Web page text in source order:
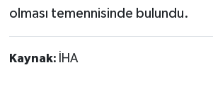
olması temennisinde bulundu.
Kaynak: İHA